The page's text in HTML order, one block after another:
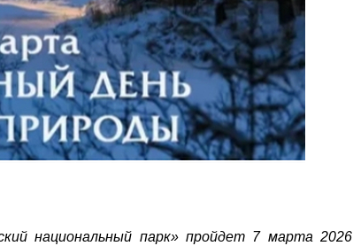
национальный парк» пройдет 7 марта 2026